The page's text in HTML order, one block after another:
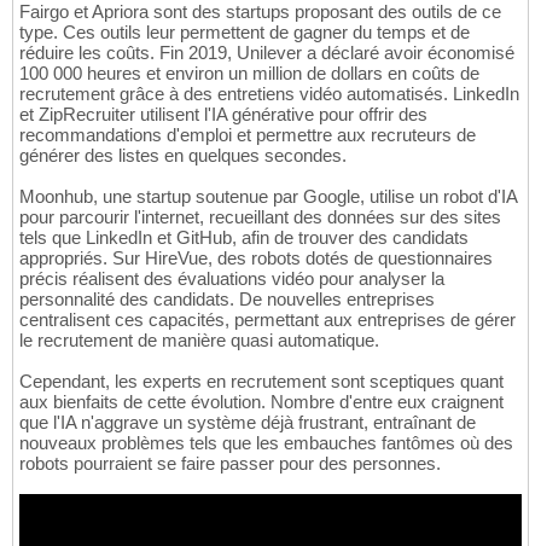
Fairgo et Apriora sont des startups proposant des outils de ce
type. Ces outils leur permettent de gagner du temps et de
réduire les coûts. Fin 2019, Unilever a déclaré avoir économisé
100 000 heures et environ un million de dollars en coûts de
recrutement grâce à des entretiens vidéo automatisés. LinkedIn
et ZipRecruiter utilisent l'IA générative pour offrir des
recommandations d'emploi et permettre aux recruteurs de
générer des listes en quelques secondes.
Moonhub, une startup soutenue par Google, utilise un robot d'IA
pour parcourir l'internet, recueillant des données sur des sites
tels que LinkedIn et GitHub, afin de trouver des candidats
appropriés. Sur HireVue, des robots dotés de questionnaires
précis réalisent des évaluations vidéo pour analyser la
personnalité des candidats. De nouvelles entreprises
centralisent ces capacités, permettant aux entreprises de gérer
le recrutement de manière quasi automatique.
Cependant, les experts en recrutement sont sceptiques quant
aux bienfaits de cette évolution. Nombre d'entre eux craignent
que l'IA n'aggrave un système déjà frustrant, entraînant de
nouveaux problèmes tels que les embauches fantômes où des
robots pourraient se faire passer pour des personnes.